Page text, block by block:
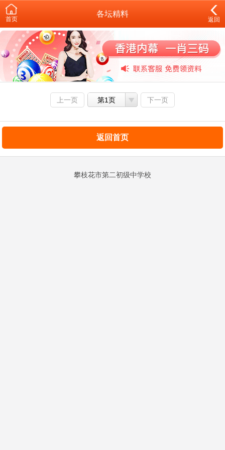
首页
各坛精料
返回
上一页 第1页 下一页
返回首页
攀枝花市第二初级中学校